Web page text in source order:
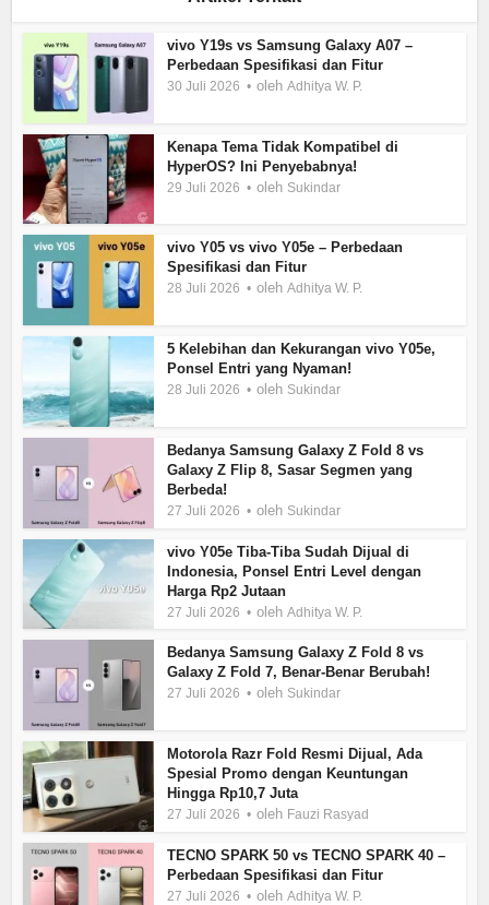
vivo Y19s vs Samsung Galaxy A07 –
Perbedaan Spesifikasi dan Fitur
30 Juli 2026 olehAdhitya W. P.
Kenapa Tema Tidak Kompatibel di
HyperOS? Ini Penyebabnya!
29 Juli 2026 oleh Sukindar
vivo Y05 vs vivo Y05e – Perbedaan
Spesifikasi dan Fitur
28 Juli 2026 olehAdhitya W. P.
5 Kelebihan dan Kekurangan vivo Y05e,
Ponsel Entri yang Nyaman!
28 Juli 2026 oleh Sukindar
Bedanya Samsung Galaxy Z Fold 8 vs
Galaxy Z Flip 8, Sasar Segmen yang
Berbeda!
27 Juli 2026 oleh Sukindar
vivo Y05e Tiba-Tiba Sudah Dijual di
Indonesia, Ponsel Entri Level dengan
Harga Rp2 Jutaan
27 Juli 2026 olehAdhitya W. P.
Bedanya Samsung Galaxy Z Fold 8 vs
Galaxy Z Fold 7, Benar-Benar Berubah!
27 Juli 2026 oleh Sukindar
Motorola Razr Fold Resmi Dijual, Ada
Spesial Promo dengan Keuntungan
Hingga Rp10,7 Juta
27 Juli 2026 oleh Fauzi Rasyad
TECNO SPARK 50 vs TECNO SPARK 40 –
Perbedaan Spesifikasi dan Fitur
27 Juli 2026 olehAdhitya W. P.